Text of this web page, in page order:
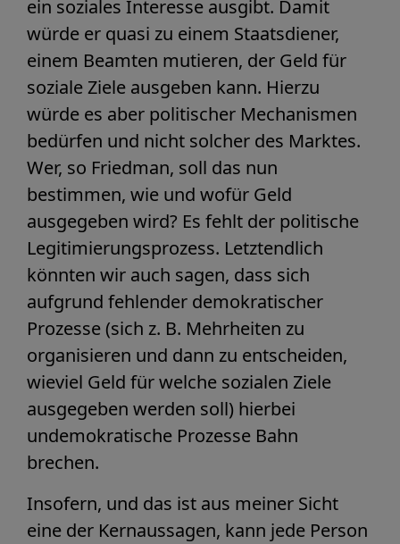
ein soziales Interesse ausgibt. Damit
würde er quasi zu einem Staatsdiener,
einem Beamten mutieren, der Geld für
soziale Ziele ausgeben kann. Hierzu
würde es aber politischer Mechanismen
bedürfen und nicht solcher des Marktes.
Wer, so Friedman, soll das nun
bestimmen, wie und wofür Geld
ausgegeben wird? Es fehlt der politische
Legitimierungsprozess. Letztendlich
könnten wir auch sagen, dass sich
aufgrund fehlender demokratischer
Prozesse (sich z. B. Mehrheiten zu
organisieren und dann zu entscheiden,
wieviel Geld für welche sozialen Ziele
ausgegeben werden soll) hierbei
undemokratische Prozesse Bahn
brechen.
Insofern, und das ist aus meiner Sicht
eine der Kernaussagen, kann jede Person